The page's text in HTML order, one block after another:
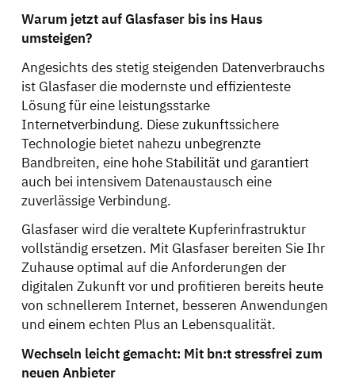
Warum jetzt auf Glasfaser bis ins Haus
umsteigen?
Angesichts des stetig steigenden Datenverbrauchs
ist Glasfaser die modernste und effizienteste
Lösung für eine leistungsstarke
Internetverbindung. Diese zukunftssichere
Technologie bietet nahezu unbegrenzte
Bandbreiten, eine hohe Stabilität und garantiert
auch bei intensivem Datenaustausch eine
zuverlässige Verbindung.
Glasfaser wird die veraltete Kupferinfrastruktur
vollständig ersetzen. Mit Glasfaser bereiten Sie Ihr
Zuhause optimal auf die Anforderungen der
digitalen Zukunft vor und profitieren bereits heute
von schnellerem Internet, besseren Anwendungen
und einem echten Plus an Lebensqualität.
Wechseln leicht gemacht: Mit bn:t stressfrei zum
neuen Anbieter